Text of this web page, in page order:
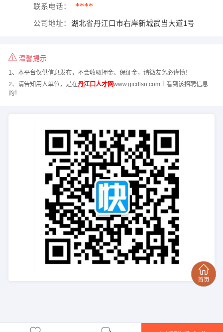
联系电话： ****
公司地址： 湖北省丹江口市右岸新城武当大道1号
温馨提示
1、本平台仅供信息发布，不会收取押金、保证金，请微友务必谨慎！
2、请告知用人单位，是在丹江口人才网www.gicdlsn.com上看到该招聘信息
的！